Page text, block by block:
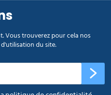
Vous trouverez pour cela nos
du site.